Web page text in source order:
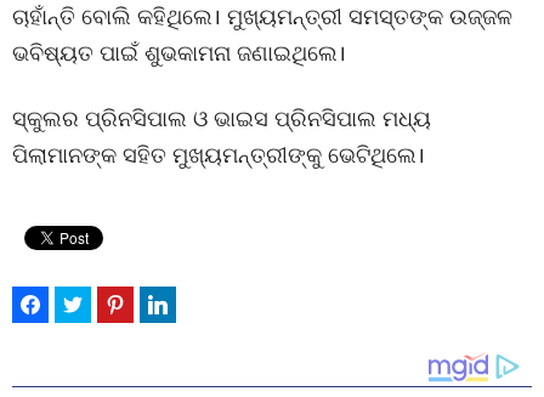
ଚାହାଁନ୍ତି ବୋଲି କହିଥିଲେ। ମୁଖ୍ୟମନ୍ତ୍ରୀ ସମସ୍ତଙ୍କ ଉଜ୍ଜଳ
ଭବିଷ୍ୟତ ପାଇଁ ଶୁଭକାମନା ଜଣାଇଥିଲେ।
ସ୍କୁଲର ପ୍ରିନସିପାଲ ଓ ଭାଇସ ପ୍ରିନସିପାଲ ମଧ୍ୟ
ପିଲାମାନଙ୍କ ସହିତ ମୁଖ୍ୟମନ୍ତ୍ରୀଙ୍କୁ ଭେଟିଥିଲେ।